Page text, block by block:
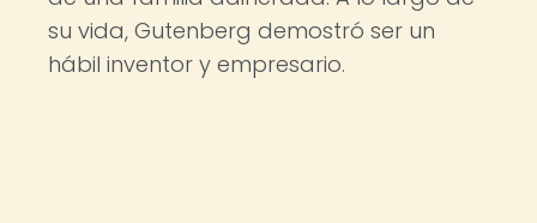
su vida, Gutenberg demostró ser un
hábil inventor y empresario.